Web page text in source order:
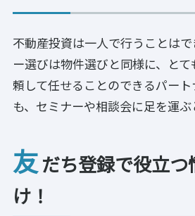
不動産投資は一人で行うことは
ー選びは物件選びと同様に、と
頼して任せることのできるパー
も、セミナーや相談会に足を運ぶ
友だち登録で役立つ
け！